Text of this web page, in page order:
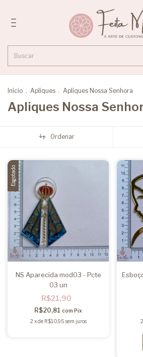
Início . Apliques . Apliques Nossa Senhora
Apliques Nossa
Ordenar
Esgotado
NS Aparecida mod03 - Pcte
03 un
R$21,90
R$20,81com Pix
2 xde R$10,95 sem juros
2